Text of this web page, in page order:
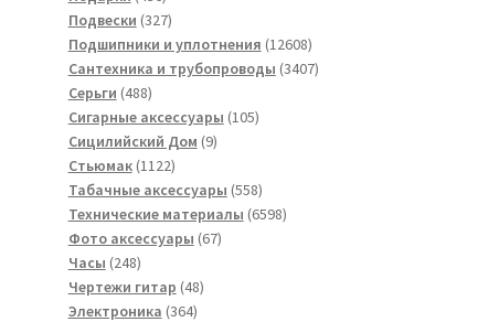
товаров
Подвески 327327
товаров
Подшипники и уплотнения 1260812608
товаров
Сантехника и трубопроводы 34073407
Серьги 488488
товаров
Сигарные аксессуары 105105
Сицилийский Дом 99
Стьюмак 11221122
товара
Табачные аксессуары 558558
товаров
Технические материалы 65986598
Фото аксессуары 6767
Часы 248248
товаров
Чертежи гитар 4848
Электроника 364364